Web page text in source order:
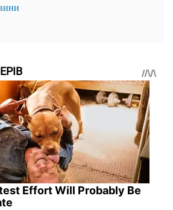
Effort Will Probably Be